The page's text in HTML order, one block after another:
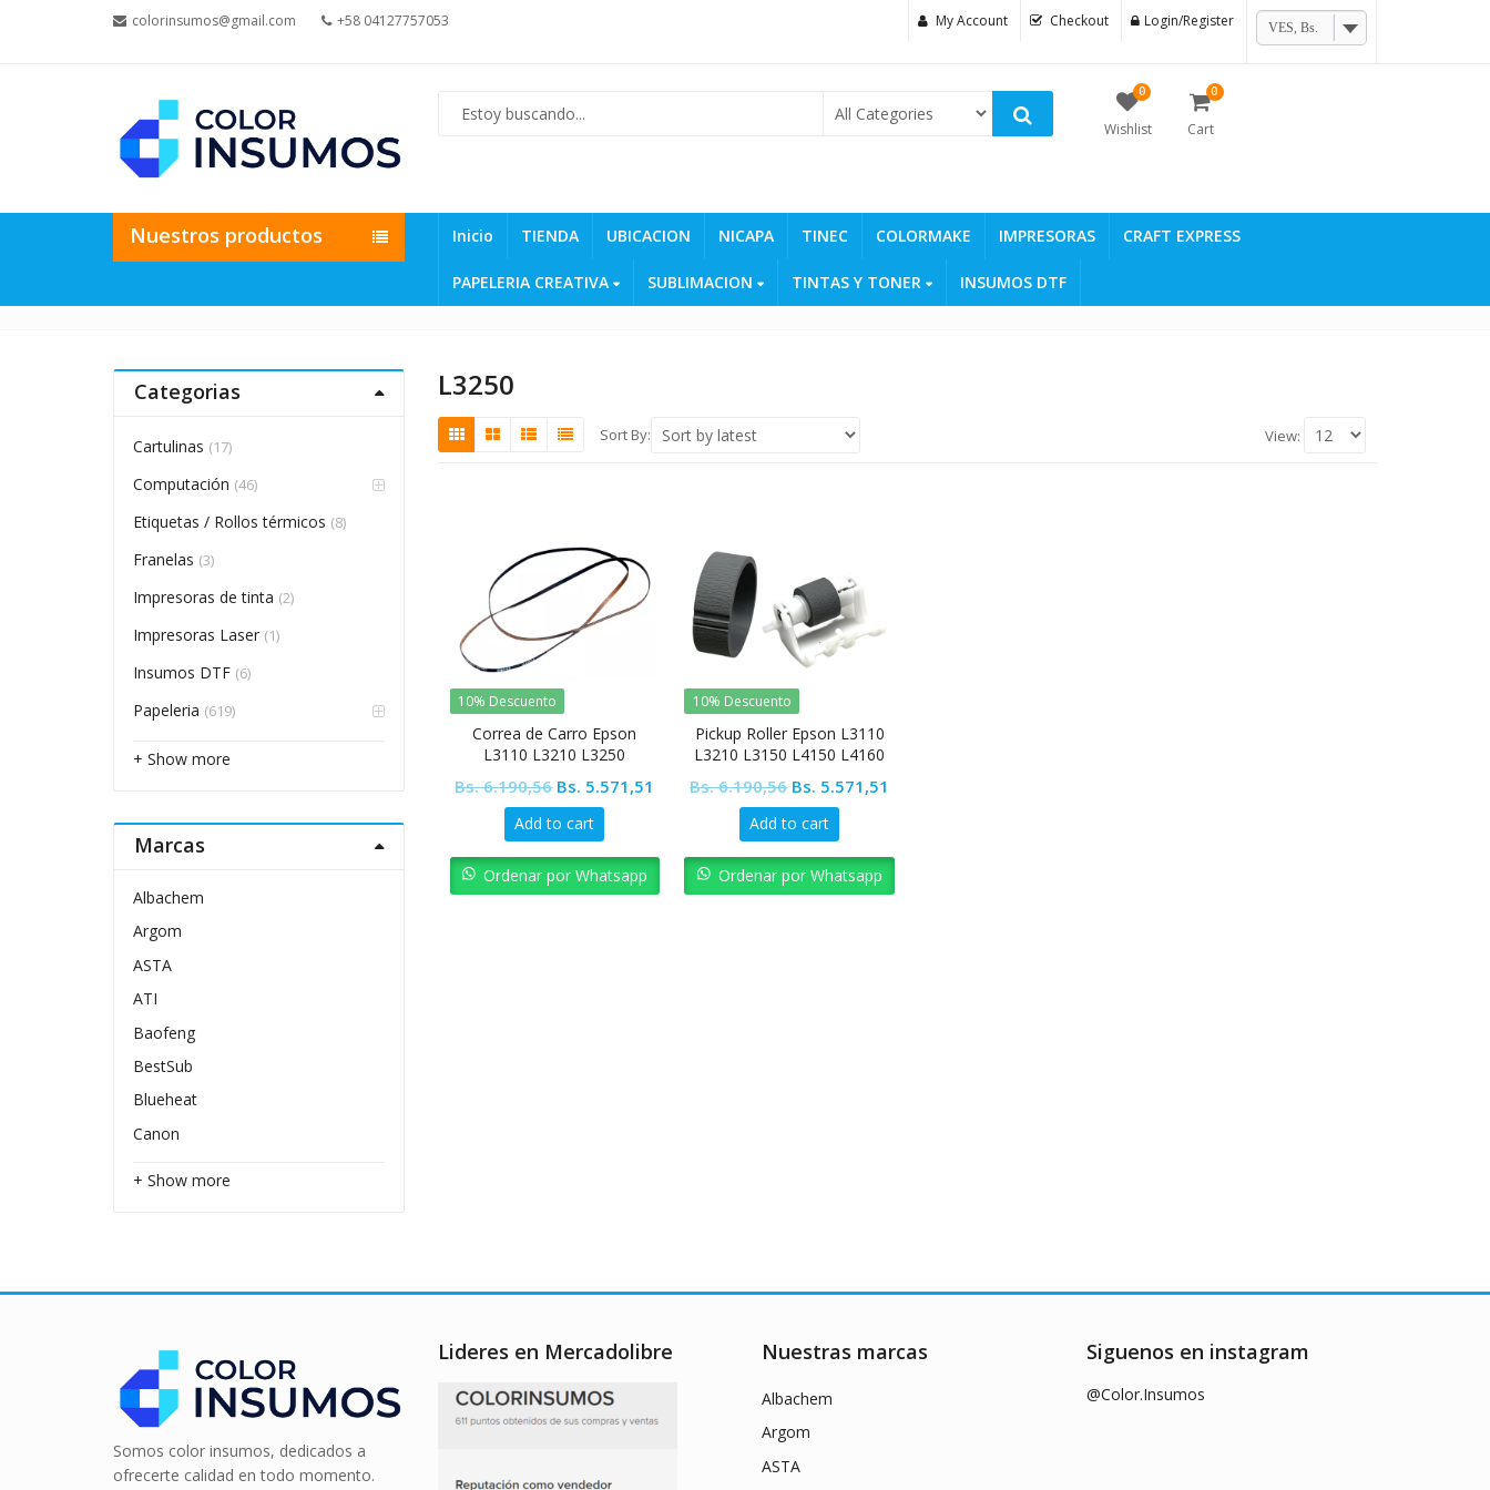
colorinsumos@gmail.com +58 04127757053 My Account Checkout Login/Register VES, Bs.
0
Wishlist
0
Cart
Nuestros productos Inicio TIENDA UBICACION NICAPA TINEC COLORMAKE IMPRESORAS CRAFT EXPRESS
PAPELERIA CREATIVA SUBLIMACION TINTAS Y TONER INSUMOS DTF
L3250
Sort By: View:
10% Descuento
Correa de Carro Epson
L3110 L3210 L3250
Bs.6.190,56 Original
price
was:
Bs. 6.190,56.
Bs. 5.571,51
Current
Bs. 5.571,51.
Add to cart
Ordenar por Whatsapp
10% Descuento
Pickup Roller Epson L3110
L3210 L3150 L4150 L4160
Bs.6.190,56 Original
price
was:
Bs. 6.190,56.
Bs. 5.571,51
Bs. 5.571,51.
Add to cart
Ordenar por Whatsapp
Categorias
Cartulinas (17)
Computación (46)
Etiquetas / Rollos térmicos (8)
Franelas (3)
Impresoras de tinta (2)
Impresoras Laser (1)
Insumos DTF (6)
Papeleria (619)
+ Show more
Marcas
Albachem
Argom
ASTA
ATI
Baofeng
BestSub
Blueheat
Canon
+ Show more
Somos color insumos, dedicados a
ofrecerte calidad en todo momento.
Lideres en Mercadolibre Nuestras marcas
Albachem
Argom
ASTA
Siguenos en instagram
@Color.Insumos